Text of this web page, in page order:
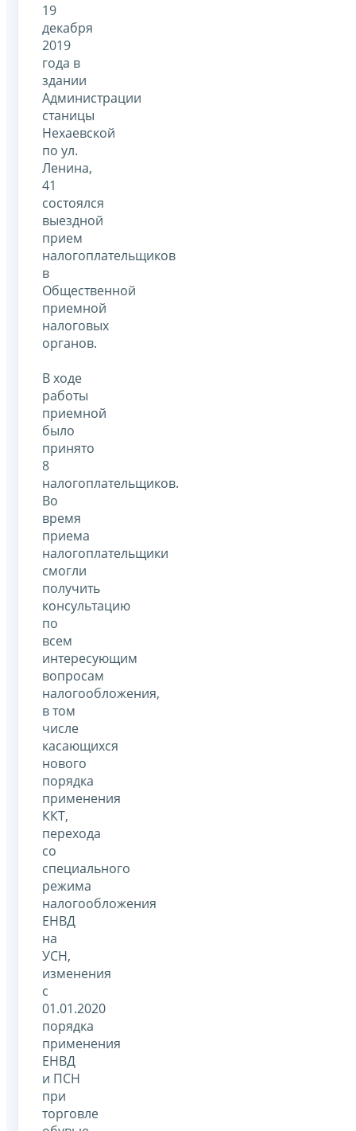
19
декабря
2019
года в
здании
Администрации
станицы
Нехаевской
по ул.
Ленина,
41
состоялся
выездной
прием
налогоплательщиков
в
Общественной
приемной
налоговых
органов.
В ходе
работы
приемной
было
принято
8
налогоплательщиков.
Во
время
приема
налогоплательщики
смогли
получить
консультацию
по
всем
интересующим
вопросам
налогообложения,
в том
числе
касающихся
нового
порядка
применения
ККТ,
перехода
со
специального
режима
налогообложения
ЕНВД
на
УСН,
изменения
с
01.01.2020
порядка
применения
ЕНВД
и ПСН
при
торговле